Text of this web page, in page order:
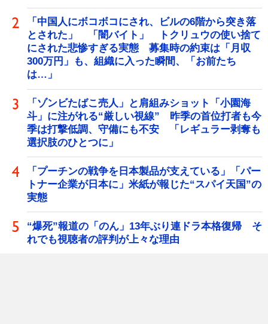
「中国人にボコボコにされ、ビルの6階から突き落
とされた」 「闇バイト」 トクリュウの使い捨て
にされた悲惨すぎる実態 募集時の約束は「月収
300万円」も、組織に入った瞬間、「お前たち
は…」
「ゾンビたばこ売人」と肩組みショット「小園海
斗」に注がれる“厳しい視線” 昨季の首位打者も今
季は打撃低調、守備にも不安 「レギュラー剥奪も
選択肢のひとつに」
「プーチンの戦争を日本製品が支えている」「パー
トナー企業が日本に」米紙が報じた“スパイ天国”の
実態
“爆死”報道の「のん」13年ぶり連ドラ本格復帰 そ
れでも視聴者の評判が上々な理由